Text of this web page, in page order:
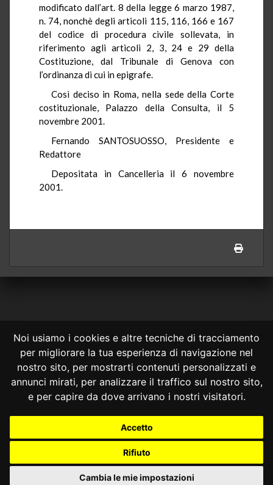
Noi usiamo i cookies e altre tecniche di tracciamento
per migliorare la tua esperienza di navigazione nel
nostro sito, per mostrarti contenuti personalizzati e
annunci mirati, per analizzare il traffico sul nostro sito,
e per capire da dove arrivano i nostri visitatori.
Accetto
Rifiuto
Cambia le mie impostazioni
modificato dall’art. 8 della legge 6 marzo 1987,
n. 74, nonchè degli articoli 115, 116, 166 e 167
del codice di procedura civile sollevata, in
riferimento agli articoli 2, 3, 24 e 29 della
Costituzione, dal Tribunale di Genova con
l’ordinanza di cui in epigrafe.
Così deciso in Roma, nella sede della Corte
costituzionale, Palazzo della Consulta, il 5
novembre 2001.
Fernando SANTOSUOSSO, Presidente e
Redattore
Depositata in Cancelleria il 6 novembre
2001.
CONSULTA ONLINE DAL 1995 -NOTE LEGALI
Consulta OnLine non ha prodotto e non è responsabile per i contenuti e
le informazioni legali di siti collegati.
costituisce una relazione di consulenza legale.
Nessuno deve confidare o agire in base alle informazioni disponibili in
info@giurcost.org| Giurisprudenza Costituzionale|
Consulta OnLine| @giurcost